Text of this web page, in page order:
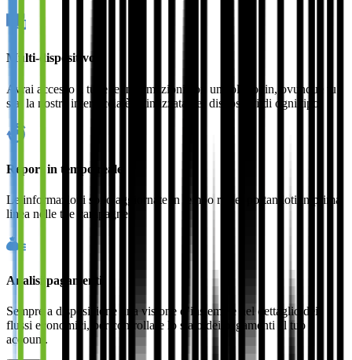
Multi-dispositivo
Avrai accesso a tutte le informazioni con un solo login, ovunque tu
sia; la nostra interfaccia è ottimizzata per dispositivi di ogni tipo.
Report in tempo reale
Le informazioni sono aggiornate in tempo reale, portandoti in prima
linea nelle tue campagne.
Analisi pagamenti
Sempre a disposizione una visione d’insieme e nel dettaglio dei
flussi economici, per controllare lo stato dei pagamenti al tuo
account.